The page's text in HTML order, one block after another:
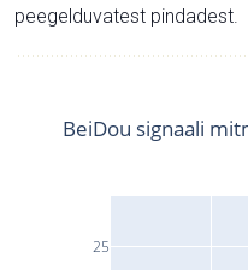
peegelduvatest pindadest.
25
BeiDou signaali